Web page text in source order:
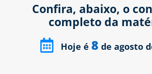
Confira, abaixo, o
completo da
Hoje é 8 de agosto